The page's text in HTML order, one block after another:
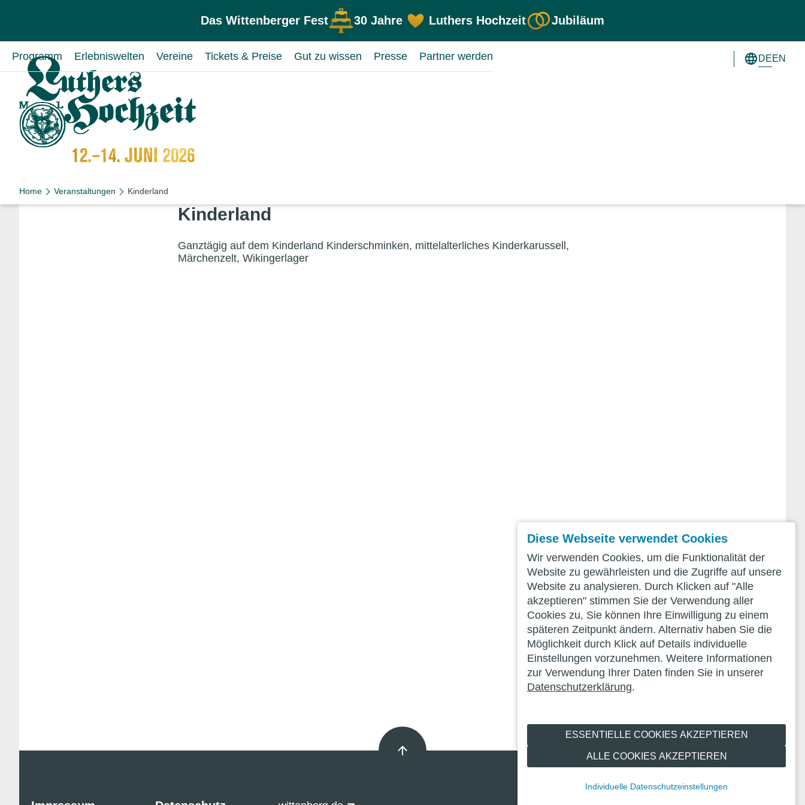
Diese Webseite verwendet Cookies
Wir verwenden Cookies, um die Funktionalität der
Website zu gewährleisten und die Zugriffe auf unsere
Website zu analysieren. Durch Klicken auf "Alle
akzeptieren" stimmen Sie der Verwendung aller
Cookies zu, Sie können Ihre Einwilligung zu einem
späteren Zeitpunkt ändern. Alternativ haben Sie die
Möglichkeit durch Klick auf Details individuelle
Einstellungen vorzunehmen. Weitere Informationen
zur Verwendung Ihrer Daten finden Sie in unserer
Datenschutzerklärung.
ALLE COOKIES AKZEPTIEREN
ESSENTIELLE COOKIES AKZEPTIEREN
Individuelle Datenschutzeinstellungen
Das Wittenberger Fest 30 Jahre Luthers Hochzeit Jubiläum
DEEN
Programm Erlebniswelten Vereine Tickets & Preise Gut zu wissen Presse Partner werden
Home Veranstaltungen Kinderland
Kinderland
Ganztägig auf dem Kinderland Kinderschminken, mittelalterliches Kinderkarussell,
Märchenzelt, Wikingerlager